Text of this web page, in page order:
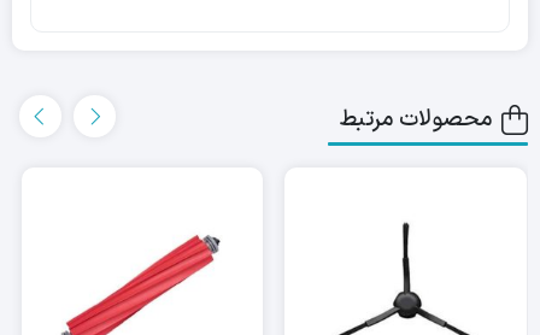
می‌شوند.
محصولات مرتبط